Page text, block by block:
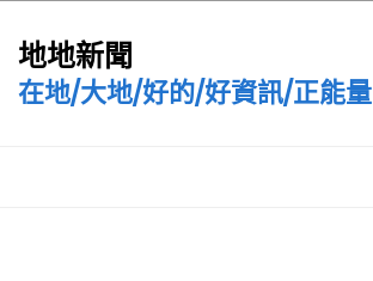
地地新聞
在地/大地/好的/好資訊/正能量